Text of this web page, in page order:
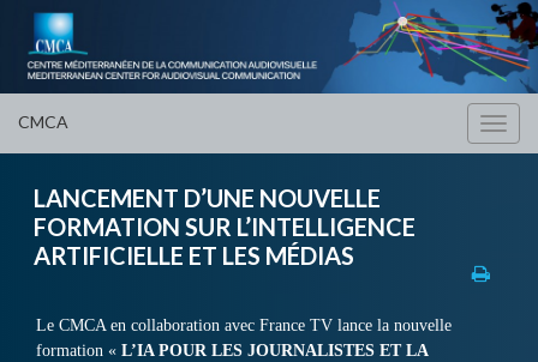
CMCA
LANCEMENT D’UNE NOUVELLE
FORMATION SUR L’INTELLIGENCE
ARTIFICIELLE ET LES MÉDIAS
Le CMCA en collaboration avec France TV lance la nouvelle
formation « L’IA POUR LES JOURNALISTES ET LA